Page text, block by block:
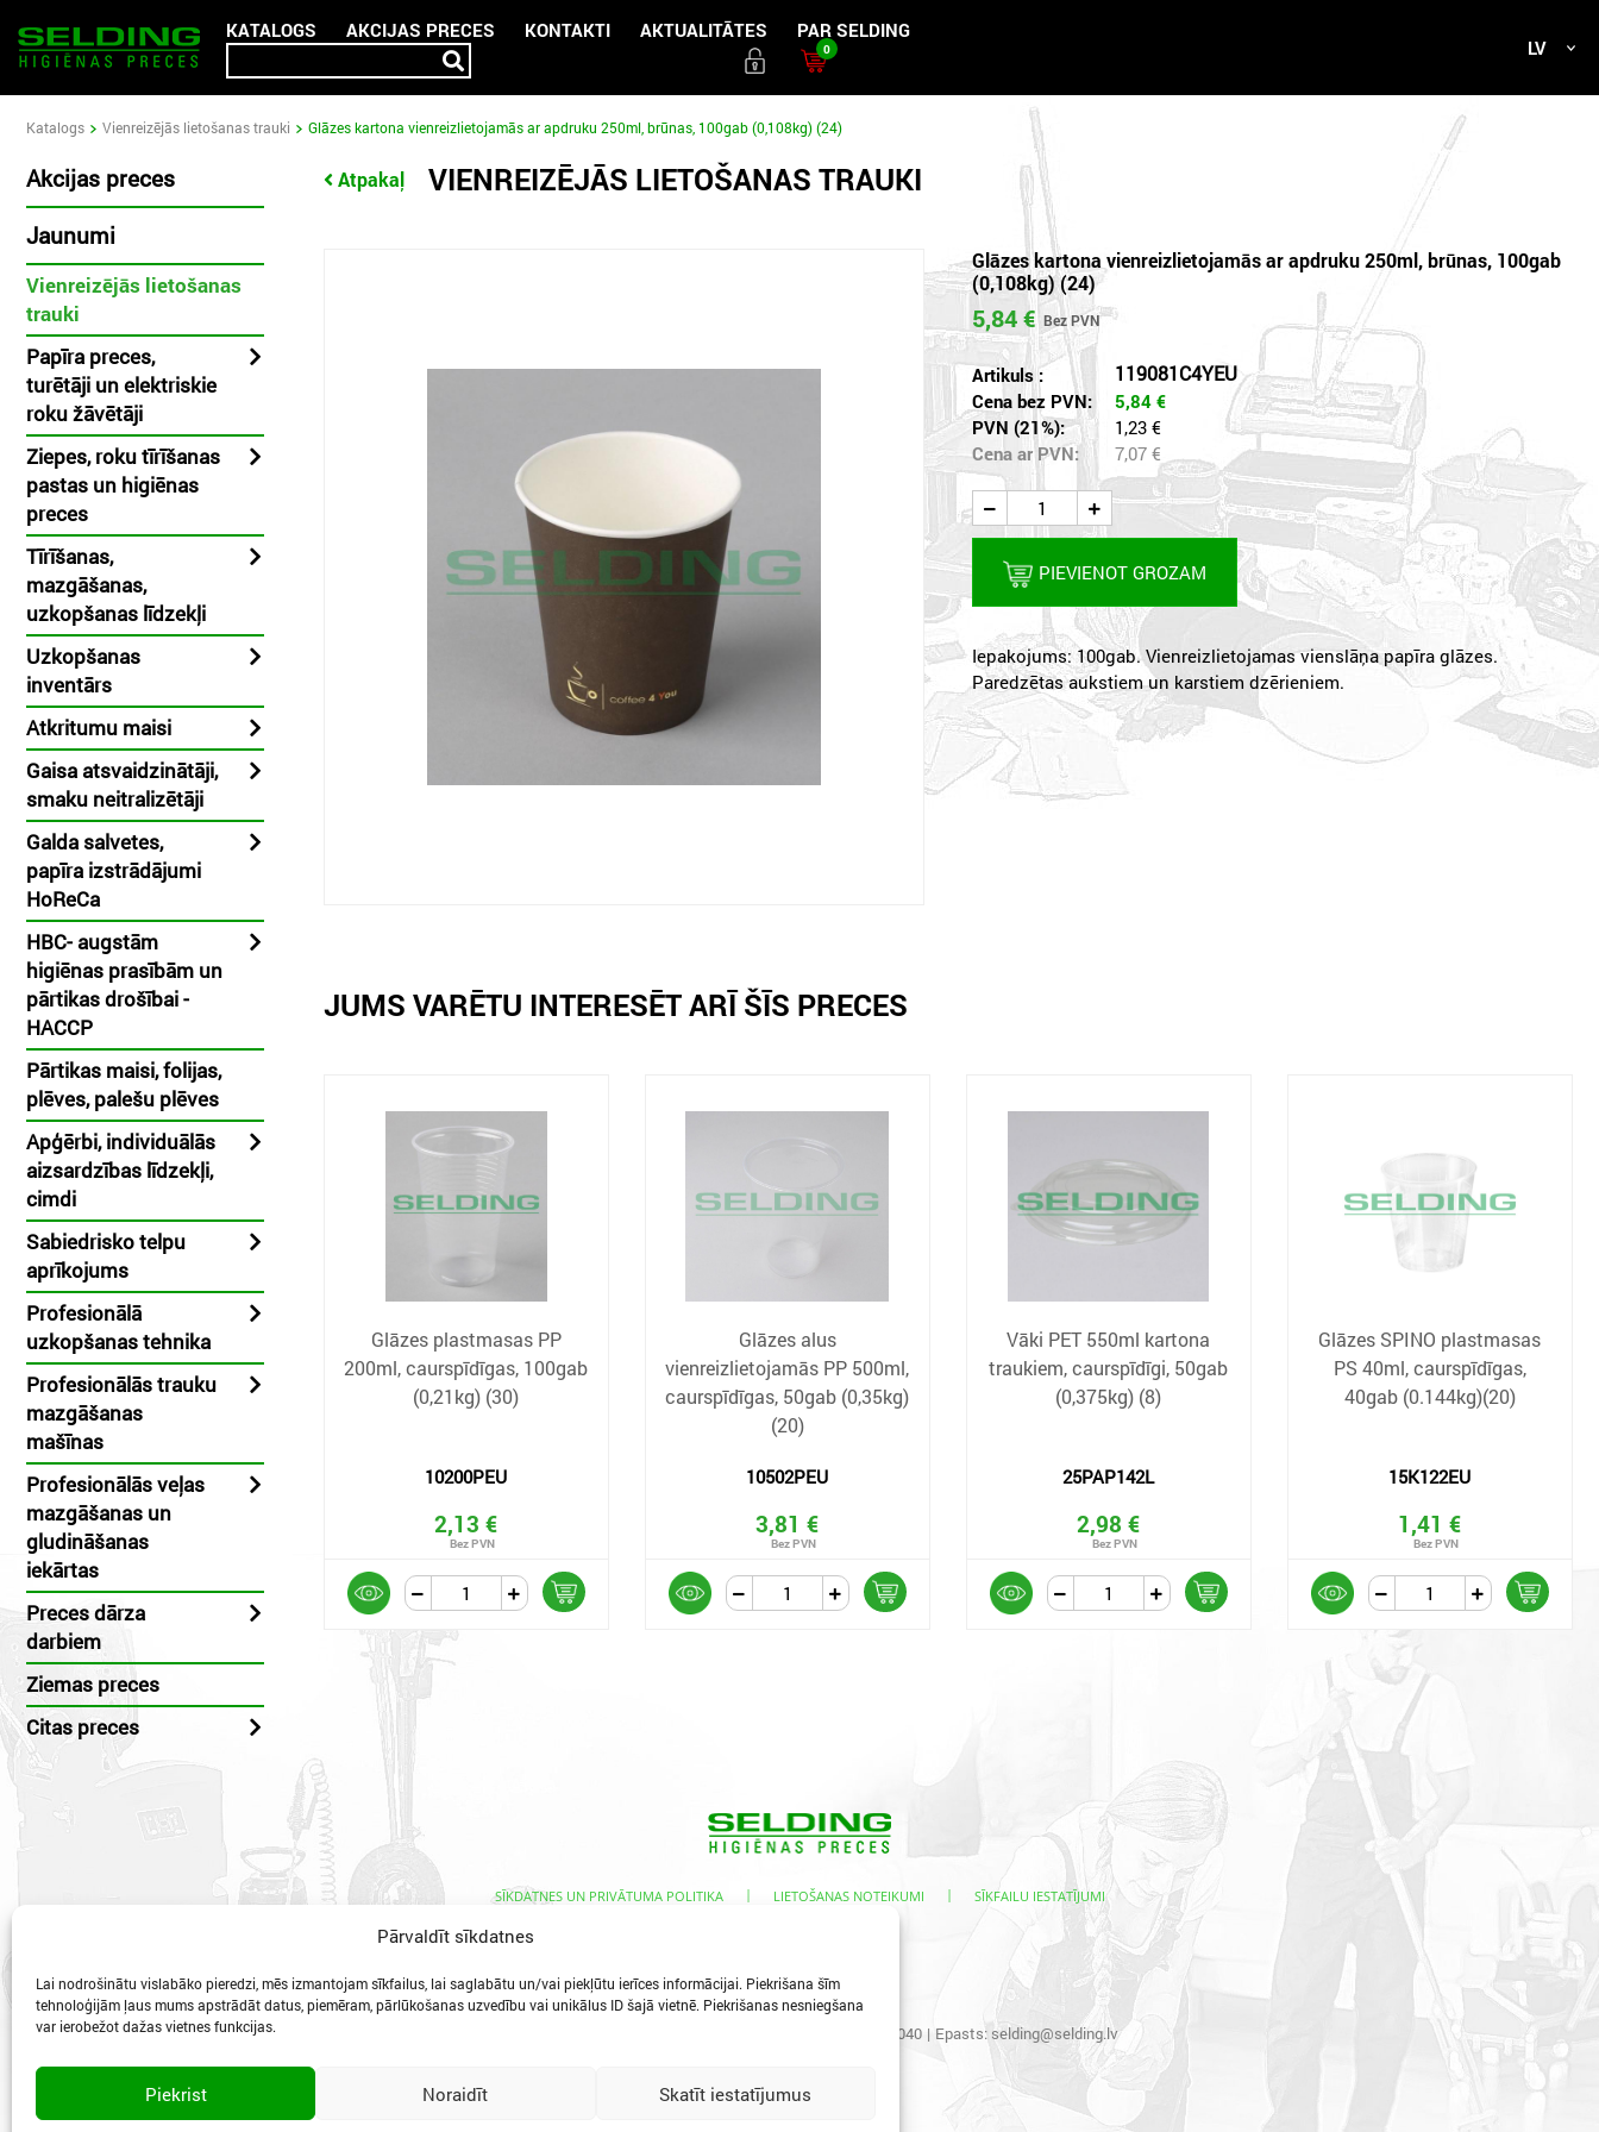
Pārvaldīt sīkdatnes
Lai nodrošinātu vislabāko pieredzi, mēs izmantojam sīkfailus, lai saglabātu un/vai piekļūtu ierīces informācijai. Piekrišana šīm
tehnoloģijām ļaus mums apstrādāt datus, piemēram, pārlūkošanas uzvedību vai unikālus ID šajā vietnē. Piekrišanas nesniegšana
var ierobežot dažas vietnes funkcijas.
Piekrist Noraidīt Skatīt iestatījumus
KATALOGS AKCIJAS PRECES KONTAKTI AKTUALITĀTES PAR SELDING
0 LV
Katalogs Vienreizējās lietošanas trauki Glāzes kartona vienreizlietojamās ar apdruku 250ml, brūnas, 100gab (0,108kg) (24)
Akcijas preces
Jaunumi
Vienreizējās lietošanas
trauki
Papīra preces,
turētāji un elektriskie
roku žāvētāji
Ziepes, roku tīrīšanas
pastas un higiēnas
preces
Tīrīšanas,
mazgāšanas,
uzkopšanas līdzekļi
Uzkopšanas
inventārs
Atkritumu maisi
Gaisa atsvaidzinātāji,
smaku neitralizētāji
Galda salvetes,
papīra izstrādājumi
HoReCa
HBC- augstām
higiēnas prasībām un
pārtikas drošībai -
HACCP
Pārtikas maisi, folijas,
plēves, palešu plēves
Apģērbi, individuālās
aizsardzības līdzekļi,
cimdi
Sabiedrisko telpu
aprīkojums
Profesionālā
uzkopšanas tehnika
Profesionālās trauku
mazgāšanas
mašīnas
Profesionālās veļas
mazgāšanas un
gludināšanas
iekārtas
Preces dārza
darbiem
Ziemas preces
Citas preces
Atpakaļ VIENREIZĒJĀS LIETOŠANAS TRAUKI
Glāzes kartona vienreizlietojamās ar apdruku 250ml, brūnas, 100gab
(0,108kg) (24)
5,84 €
Artikuls : 119081C4YEU
Cena bez PVN: 5,84 €
PVN (21%):
1,23 €
Cena ar PVN:
7,07 €
PIEVIENOT GROZAM
Iepakojums: 100gab. Vienreizlietojamas vienslāņa papīra glāzes.
Paredzētas aukstiem un karstiem dzērieniem.
JUMS VARĒTU INTERESĒT ARĪ ŠĪS PRECES
Glāzes plastmasas PP
200ml, caurspīdīgas, 100gab
(0,21kg) (30)
10200PEU
2,13 €
Glāzes alus
vienreizlietojamās PP 500ml,
caurspīdīgas, 50gab (0,35kg)
(20)
10502PEU
3,81 €
Vāki PET 550ml kartona
traukiem, caurspīdīgi, 50gab
(0,375kg) (8)
25PAP142L
2,98 €
Glāzes SPINO plastmasas
PS 40ml, caurspīdīgas,
40gab (0.144kg)(20)
15K122EU
1,41 €
SĪKDATNES UN PRIVĀTUMA POLITIKA | LIETOŠANAS NOTEIKUMI | SĪKFAILU IESTATĪJUMI
29400040 | Epasts: selding@selding.lv